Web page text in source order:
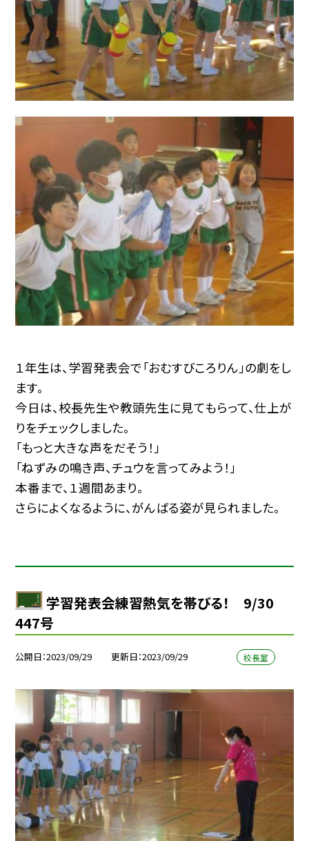
１年生は、学習発表会で「おむすびころりん」の劇をし
ます。
今日は、校長先生や教頭先生に見てもらって、仕上が
りをチェックしました。
「もっと大きな声をだそう！」
「ねずみの鳴き声、チュウを言ってみよう！」
本番まで、１週間あまり。
さらによくなるように、がんばる姿が見られました。
学習発表会練習熱気を帯びる！ 9/30
447号
公開日 2023/09/29 更新日 2023/09/29 校長室